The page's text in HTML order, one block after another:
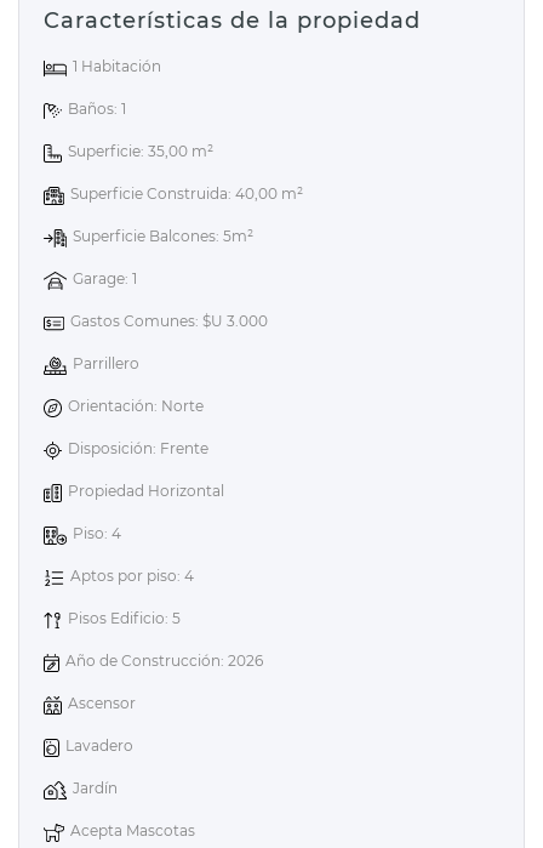
Características de la propiedad
1 Habitación
Baños: 1
Superficie: 35,00 m²
Superficie Construida: 40,00 m²
Superficie Balcones: 5m²
Garage: 1
Gastos Comunes: $U 3.000
Parrillero
Orientación: Norte
Disposición: Frente
Propiedad Horizontal
Piso: 4
Aptos por piso: 4
Pisos Edificio: 5
Año de Construcción: 2026
Ascensor
Lavadero
Jardín
Acepta Mascotas